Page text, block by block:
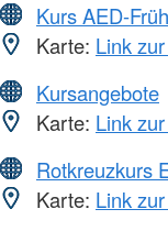
Kurs AED-
Karte: Link
Kursangebote
Karte: Link
Rotkreuzkurs
Karte: Link